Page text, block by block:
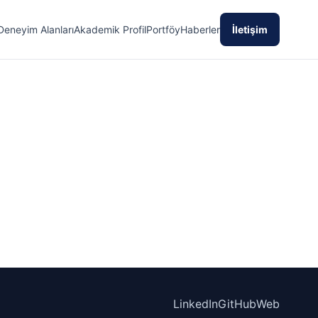
AlanlarıAkademik ProfilPortföyHaberler İletişim
LinkedInGitHubWeb